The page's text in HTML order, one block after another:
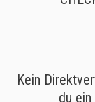
Kein
du